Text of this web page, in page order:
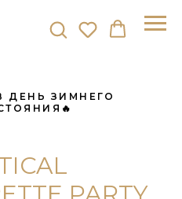
ДЕНЬ ЗИМНЕГО